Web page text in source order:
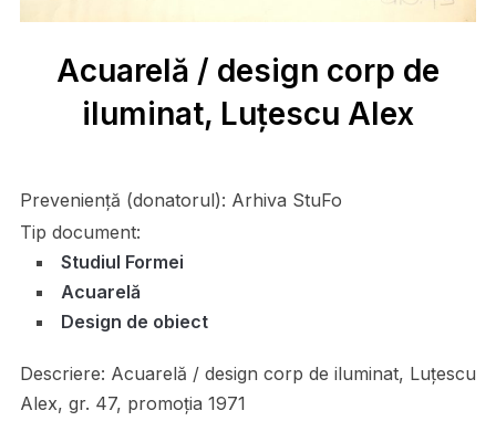
Acuarelă / design corp de
iluminat, Luțescu Alex
Preveniență (donatorul): Arhiva StuFo
Tip document:
Studiul Formei
Acuarelă
Design de obiect
Descriere: Acuarelă / design corp de iluminat, Luțescu
Alex, gr. 47, promoția 1971